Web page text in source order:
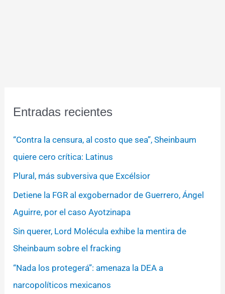
Entradas recientes
“Contra la censura, al costo que sea”, Sheinbaum
quiere cero crítica: Latinus
Plural, más subversiva que Excélsior
Detiene la FGR al exgobernador de Guerrero, Ángel
Aguirre, por el caso Ayotzinapa
Sin querer, Lord Molécula exhibe la mentira de
Sheinbaum sobre el fracking
“Nada los protegerá”: amenaza la DEA a
narcopolíticos mexicanos